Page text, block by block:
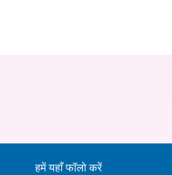
हमें यहाँ फॉलो करें